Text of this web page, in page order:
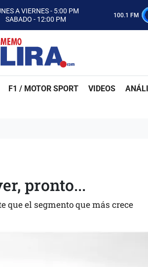
A VIERNES - 5:00 PM
SABADO - 12:00 PM
AUTOS AL CIEN
MEMO LIRA Y SU EQUIPO
A VIERNES - 5:00 PM
SABADO - 12:00 PM
100.1 FM
F1 / MOTOR SPORT VIDEOS
pronto...
que el segmento que más crece